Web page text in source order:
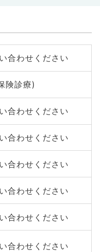
合わせください
険診療)
合わせください
合わせください
合わせください
合わせください
合わせください
合わせください